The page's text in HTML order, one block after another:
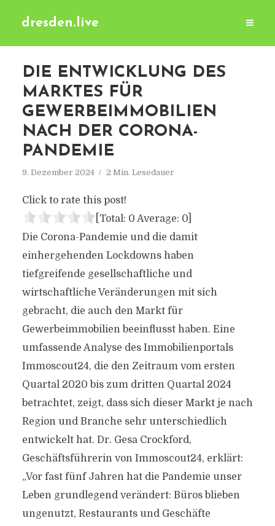
dresden.live
DIE ENTWICKLUNG DES
MARKTES FÜR
GEWERBEIMMOBILIEN
NACH DER CORONA-
PANDEMIE
9. Dezember 2024 2 Min. Lesedauer
Click to rate this post!
[Total: 0 Average: 0]
Die Corona-Pandemie und die damit
einhergehenden Lockdowns haben
tiefgreifende gesellschaftliche und
wirtschaftliche Veränderungen mit sich
gebracht, die auch den Markt für
Gewerbeimmobilien beeinflusst haben. Eine
umfassende Analyse des Immobilienportals
Immoscout24, die den Zeitraum vom ersten
Quartal 2020 bis zum dritten Quartal 2024
betrachtet, zeigt, dass sich dieser Markt je nach
Region und Branche sehr unterschiedlich
entwickelt hat. Dr. Gesa Crockford,
Geschäftsführerin von Immoscout24, erklärt:
„Vor fast fünf Jahren hat die Pandemie unser
Leben grundlegend verändert: Büros blieben
ungenutzt, Restaurants und Geschäfte